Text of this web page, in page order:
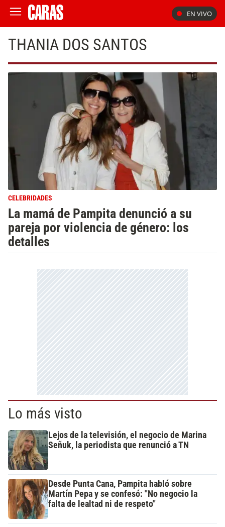
EN VIVO
THANIA DOS SANTOS
CELEBRIDADES
La mamá de Pampita denunció a su
pareja por violencia de género: los
detalles
Lo más visto
Lejos de la televisión, el negocio de Marina
Señuk, la periodista que renunció a TN
Desde Punta Cana, Pampita habló sobre
Martín Pepa y se confesó: "No negocio la
falta de lealtad ni de respeto"